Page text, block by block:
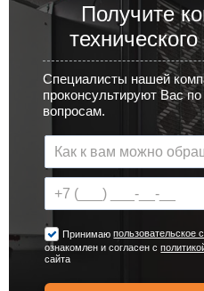
Получите
Специалисты нашей
проконсультируют Вас
вопросам.
Принимаюпользовательское
ознакомлен и согласен с
сайта